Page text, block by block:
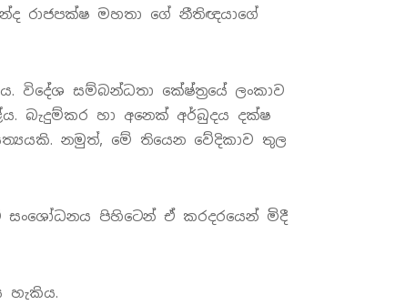
රාජපක්ෂ මහතා ගේ නීතිඥයාගේ
විදේශ සම්බන්ධතා කේෂ්ත්‍රයේ ලංකාව
හා අනෙක් අර්බුදය දක්ෂ
නමුත්, මේ තියෙන වේදිකාව තුල
පිහිටෙන් ඒ කරදරයෙන් මිදී
හැකිය.